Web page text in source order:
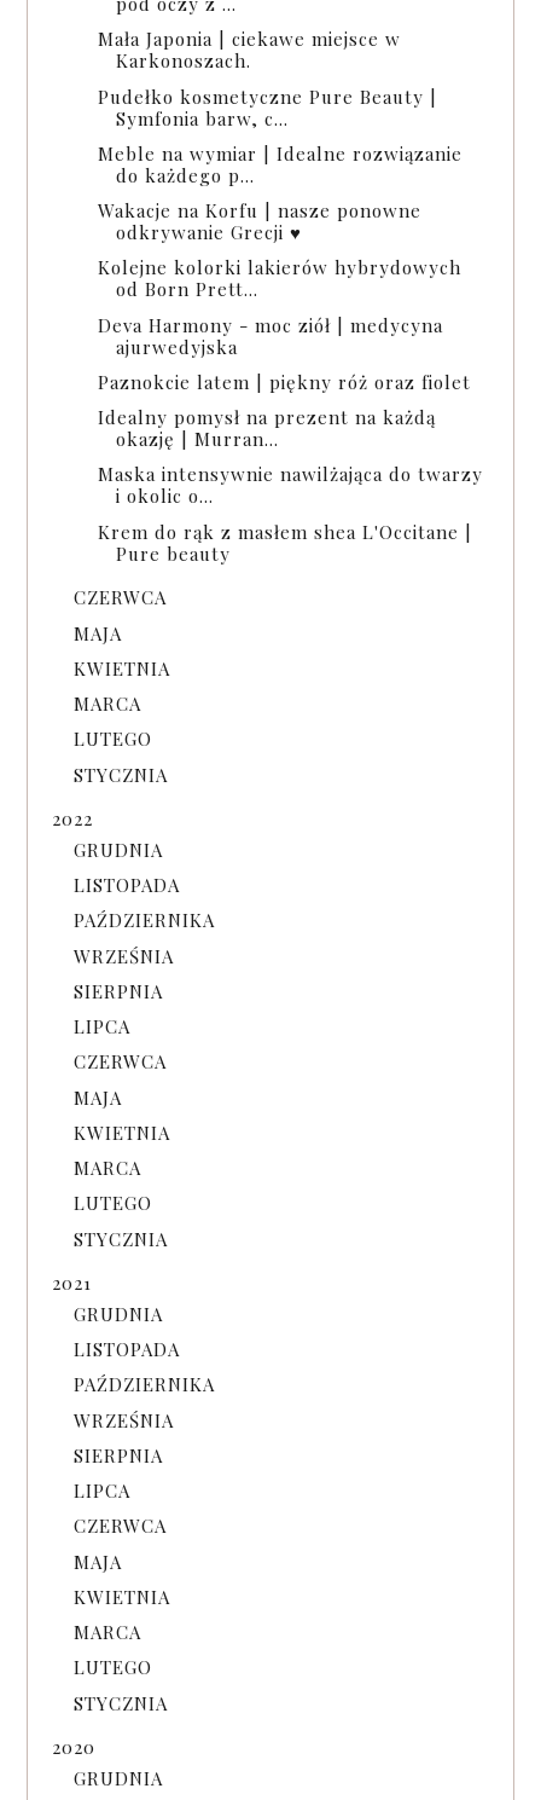
Mała Japonia | ciekawe miejsce w
Karkonoszach.
Pudełko kosmetyczne Pure Beauty |
Symfonia barw, c...
Meble na wymiar | Idealne rozwiązanie
do każdego p...
Wakacje na Korfu | nasze ponowne
odkrywanie Grecji ♥
Kolejne kolorki lakierów hybrydowych
od Born Prett...
Deva Harmony - moc ziół | medycyna
ajurwedyjska
Paznokcie latem | piękny róż oraz fiolet
Idealny pomysł na prezent na każdą
okazję | Murran...
Maska intensywnie nawilżająca do twarzy
i okolic o...
Krem do rąk z masłem shea L'Occitane |
Pure beauty
CZERWCA
MAJA
KWIETNIA
MARCA
LUTEGO
STYCZNIA
2022
GRUDNIA
LISTOPADA
PAŹDZIERNIKA
WRZEŚNIA
SIERPNIA
LIPCA
CZERWCA
MAJA
KWIETNIA
MARCA
LUTEGO
STYCZNIA
2021
GRUDNIA
LISTOPADA
PAŹDZIERNIKA
WRZEŚNIA
SIERPNIA
LIPCA
CZERWCA
MAJA
KWIETNIA
MARCA
LUTEGO
STYCZNIA
2020
GRUDNIA